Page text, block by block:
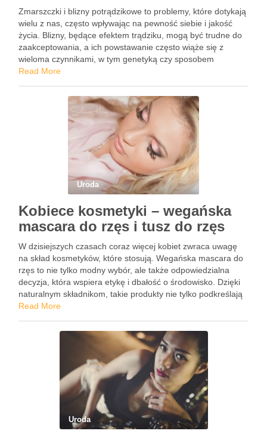
Zmarszczki i blizny potrądzikowe to problemy, które dotykają
wielu z nas, często wpływając na pewność siebie i jakość
życia. Blizny, będące efektem trądziku, mogą być trudne do
zaakceptowania, a ich powstawanie często wiąże się z
wieloma czynnikami, w tym genetyką czy sposobem
leczenia. W dzisiejszych czasach mamy jednak do dyspozycji
Read More
Uroda
Kobiece kosmetyki – wegańska
mascara do rzęs i tusz do rzęs
W dzisiejszych czasach coraz więcej kobiet zwraca uwagę
na skład kosmetyków, które stosują. Wegańska mascara do
rzęs to nie tylko modny wybór, ale także odpowiedzialna
decyzja, która wspiera etykę i dbałość o środowisko. Dzięki
naturalnym składnikom, takie produkty nie tylko podkreślają
urodę, ale także pielęgnują rzęsy, co jest istotne dla …
Read More
Uroda